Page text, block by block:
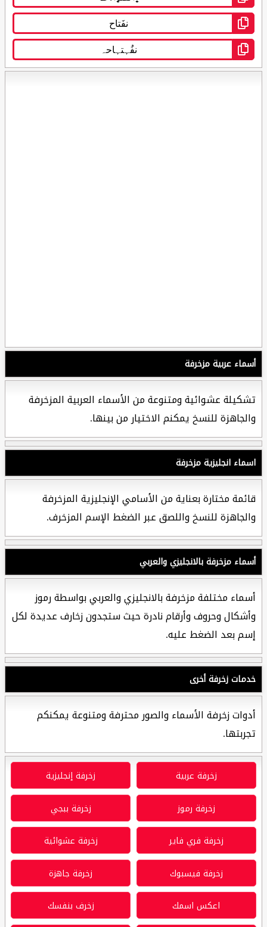
أسماء عربية مزخرفة
تشكيلة عشوائية ومتنوعة من الأسماء العربية المزخرفة
والجاهزة للنسخ يمكنم الاختيار من بينها.
اسماء انجليزية مزخرفة
قائمة مختارة بعناية من الأسامي الإنجليزية المزخرفة
والجاهزة للنسخ واللصق عبر الضغط الإسم المزخرف.
أسماء مزخرفة بالانجليزي والعربي
أسماء مختلفة مزخرفة بالانجليزي والعربي بواسطة رموز
وأشكال وحروف وأرقام نادرة حيث ستجدون زخارف عديدة لكل
إسم بعد الضغط عليه.
خدمات زخرفة أخرى
أدوات زخرفة الأسماء والصور محترفة ومتنوعة يمكنكم
تجربتها.
زخرفة عربية زخرفة إنجليزية
زخرفة رموز زخرفة ببجي
زخرفة فري فاير زخرفة عشوائية
زخرفة فيسبوك زخرفة جاهزة
اعكس اسمك زخرف بنفسك